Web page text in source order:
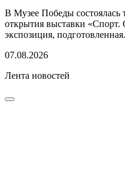
В Музее Победы состоялась
открытия выставки
экспозиция,
07.08.2026
Лента новостей